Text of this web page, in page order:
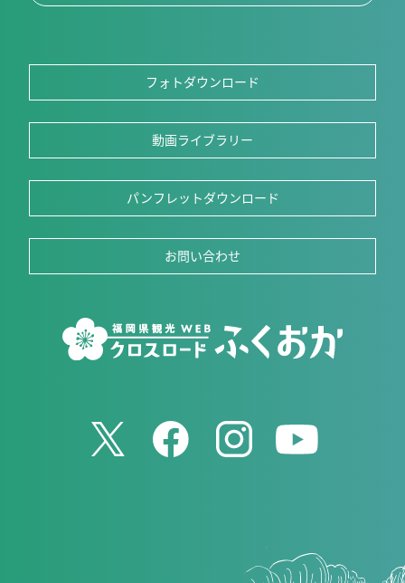
フォトダウンロード
動画ライブラリー
パンフレットダウンロード
お問い合わせ